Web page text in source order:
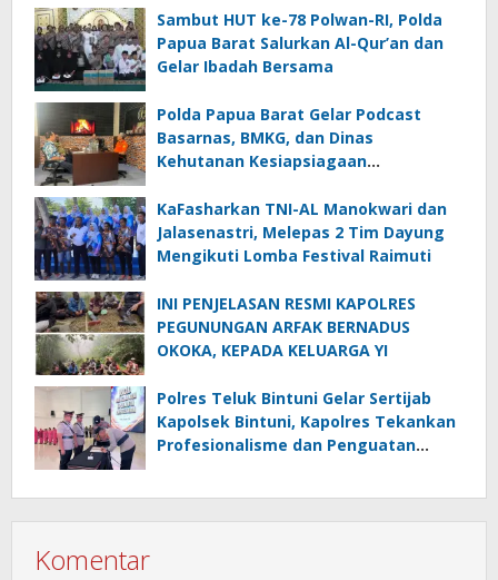
Sambut HUT ke-78 Polwan-RI, Polda
Papua Barat Salurkan Al-Qur’an dan
Gelar Ibadah Bersama
Polda Papua Barat Gelar Podcast
Basarnas, BMKG, dan Dinas
Kehutanan Kesiapsiagaan
KaFasharkan TNI-AL Manokwari dan
Jalasenastri, Melepas 2 Tim Dayung
Mengikuti Lomba Festival Raimuti
INI PENJELASAN RESMI KAPOLRES
PEGUNUNGAN ARFAK BERNADUS
OKOKA, KEPADA KELUARGA YI
Polres Teluk Bintuni Gelar Sertijab
Kapolsek Bintuni, Kapolres Tekankan
Profesionalisme dan Penguatan
Komentar